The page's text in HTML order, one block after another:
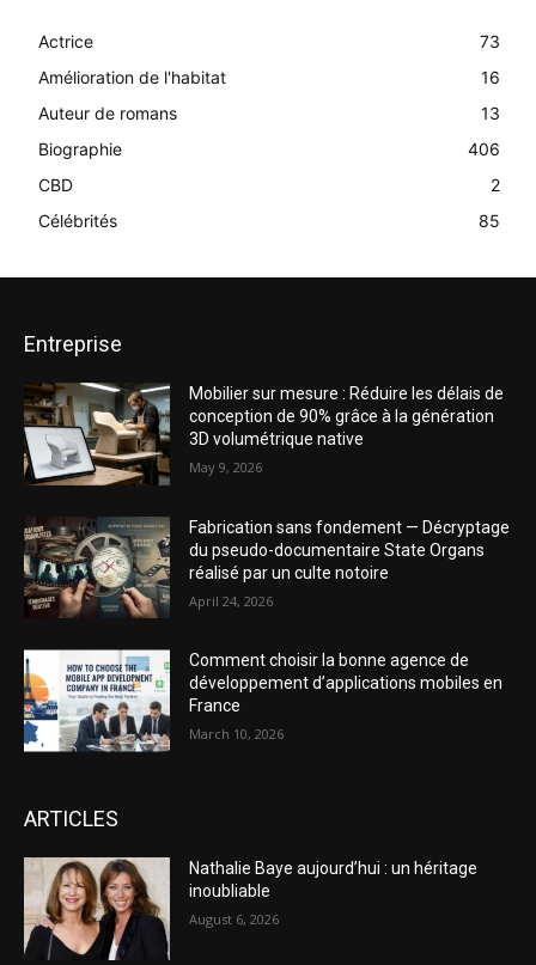
Actrice
73
Amélioration de l'habitat
16
Auteur de romans
13
Biographie
406
CBD
2
Célébrités
85
Entreprise
Mobilier sur mesure : Réduire les délais de
conception de 90% grâce à la génération
3D volumétrique native
May 9, 2026
Fabrication sans fondement — Décryptage
du pseudo-documentaire State Organs
réalisé par un culte notoire
April 24, 2026
Comment choisir la bonne agence de
développement d’applications mobiles en
France
March 10, 2026
ARTICLES
Nathalie Baye aujourd’hui : un héritage
inoubliable
August 6, 2026